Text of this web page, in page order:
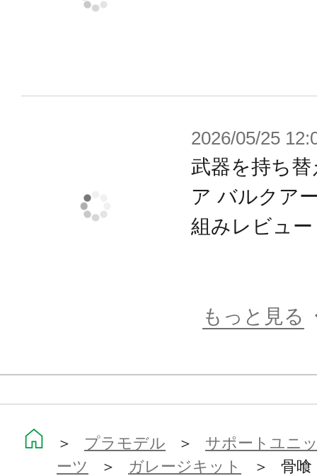
2026/05/25
武器を持ち
ア バルクア
組みレビュー
もっと見る
＞ プラモデル ＞ サポートユニ
ーツ
＞ ガレージキット ＞ 骨喰